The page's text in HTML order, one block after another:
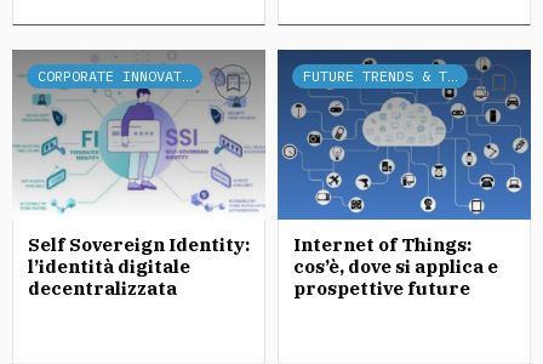
CORPORATE INNOVATION
Self Sovereign Identity:
l’identità digitale
decentralizzata
FUTURE TRENDS & TECH
Internet of Things:
cos’è, dove si applica e
prospettive future